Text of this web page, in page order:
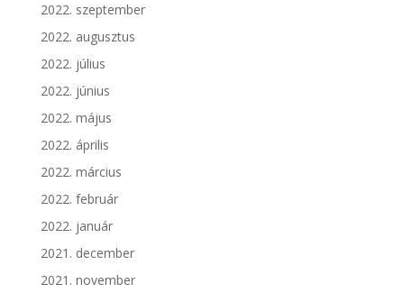
2022. szeptember
2022. augusztus
2022. július
2022. június
2022. május
2022. április
2022. március
2022. február
2022. január
2021. december
2021. november